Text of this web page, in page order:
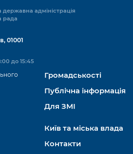
державна адміністрація
рада
01001
до 15:45
Громадськості
Публічна інформація
Для ЗМІ
Київ та міська влада
Контакти